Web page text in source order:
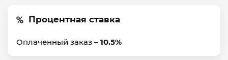
Процентная ставка
Оплаченный заказ – 10.5%